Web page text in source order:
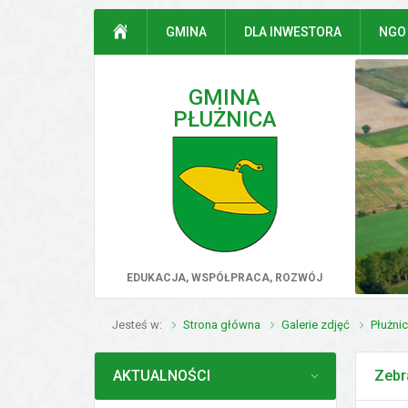
Przejdź do głównego
menu
Przejdź do treści
Przejdź do wyszukiwarki
Przejdź do mapy serwisu
STRONA GŁÓWNA
GMINA DLA INWESTORA NGO
GMINA
PŁUŻNICA
EDUKACJA, WSPÓŁPRACA, ROZWÓJ
Jesteś w Strona główna Galerie zdjęć
MENU
AKTUALNOŚCI